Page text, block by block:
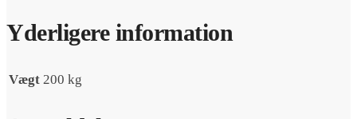
antal
Yderligere information
Vægt 200 kg